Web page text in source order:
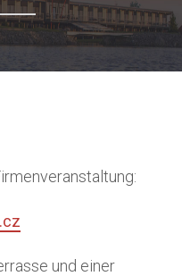
und einer